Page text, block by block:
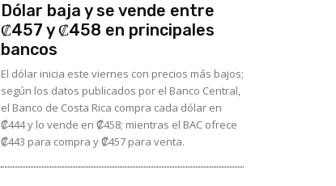
Dólar baja y se vende entre
₡457 y ₡458 en principales
bancos
El dólar inicia este viernes con precios más bajos;
según los datos publicados por el Banco Central,
el Banco de Costa Rica compra cada dólar en
₡444 y lo vende en ₡458; mientras el BAC ofrece
₡443 para compra y ₡457 para venta.